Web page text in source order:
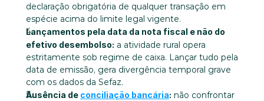
declaração obrigatória de qualquer transação em
espécie acima do limite legal vigente.
Lançamentos pela data da nota fiscal e não do
efetivo desembolso: a atividade rural opera
estritamente sob regime de caixa. Lançar tudo pela
data de emissão, gera divergência temporal grave
com os dados da Sefaz.
Ausência de conciliação bancária: não confrontar